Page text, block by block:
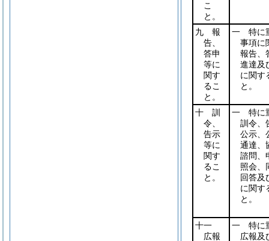
こ
と。
九 報
告、
答申
等に
関す
るこ
と。
一 特に
事項に
報告、
進達及
に関す
と。
十 訓
令、
告示
等に
関す
るこ
と。
一 特に
訓令、
公示、
通達、
諮問、
照会、
回答及
に関す
と。
十一
広報
一 特に
広報及